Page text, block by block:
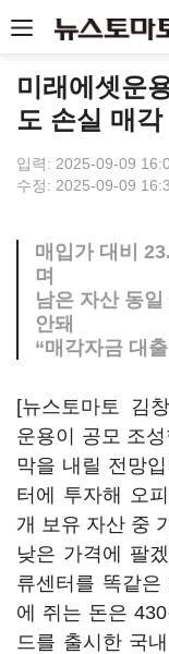
미래에셋운
도 손실 매각
입력: 2025-09-09
수정: 2025-09-09
매입가 대비
며
남은 자산 동
안돼
“매각자금 대
[뉴스토마토 김
운용이 공모 조
막을 내릴 전망
터에 투자해 오
개 보유 자산 중
낮은 가격에 팔
류센터를 똑같
에 쥐는 돈은
드를 출시한 국